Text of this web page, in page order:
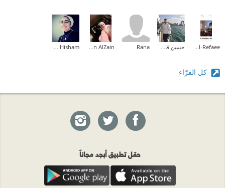
Rana
كل القرّاء
حمّل تطبيق أبجد مجاناً